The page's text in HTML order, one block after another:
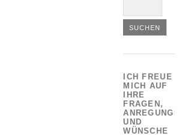
ICH FREUE
MICH AUF
IHRE
FRAGEN,
ANREGUNGEN
UND
WÜNSCHE